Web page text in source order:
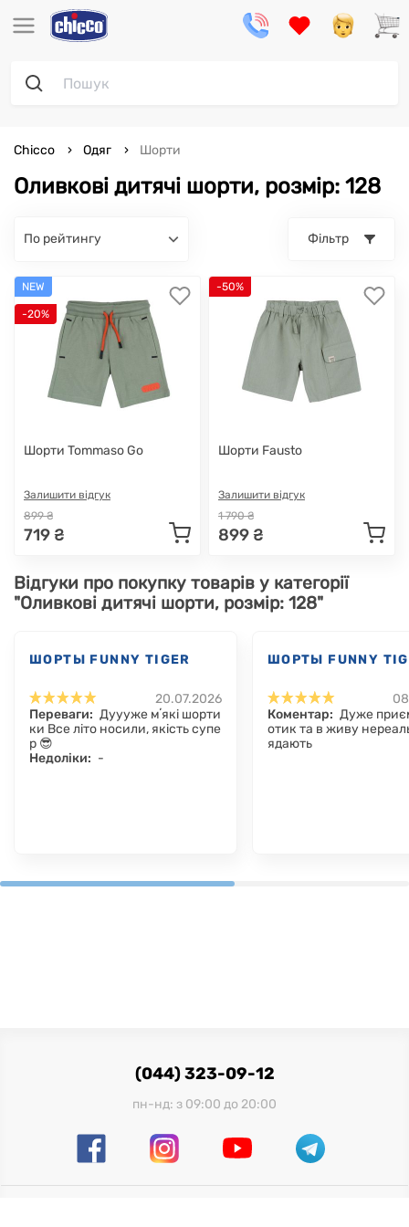
Оливкові дитячі шорти, розмір: 128
Chicco Одяг Шорти
по рейтингу Фільтр
NEW
-20%
Шорти Tommaso Go
Залишити відгук
899 ₴
719 ₴
-50%
Шорти Fausto
Залишити відгук
1 790 ₴
899 ₴
Відгуки про покупку товарів у категорії
"Оливкові дитячі шорти, розмір: 128"
ШОРТЫ FUNNY TIGER
20.07.2026
Переваги: Дуууже мʼякі шорти
ки Все літо носили, якість супе
р 😎
Недоліки: -
ШОРТЫ FUNNY
Коментар: Дуже
отик та в живу
ядають
(044) 323-09-12
пн-нд: з 09:00 до 20:00